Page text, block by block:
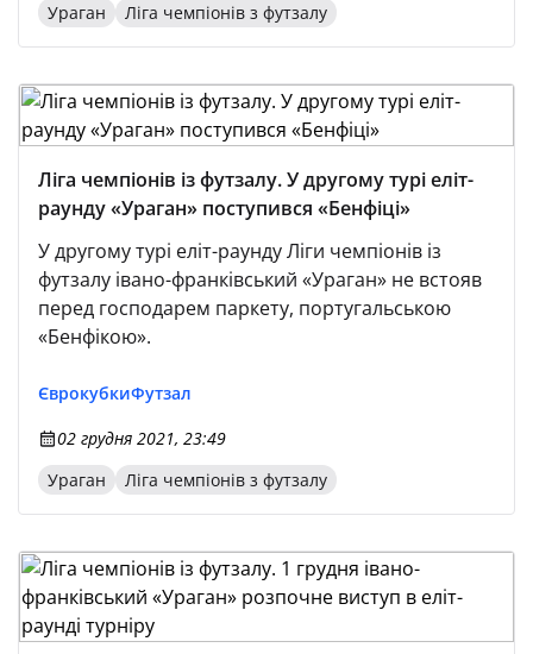
Ураган
Ліга чемпіонів з футзалу
Ліга чемпіонів із футзалу. У другому турі еліт-
раунду «Ураган» поступився «Бенфіці»
У другому турі еліт-раунду Ліги чемпіонів із
футзалу івано-франківський «Ураган» не встояв
перед господарем паркету, португальською
«Бенфікою».
ЄврокубкиФутзал
02 грудня 2021, 23:49
Ураган
Ліга чемпіонів з футзалу